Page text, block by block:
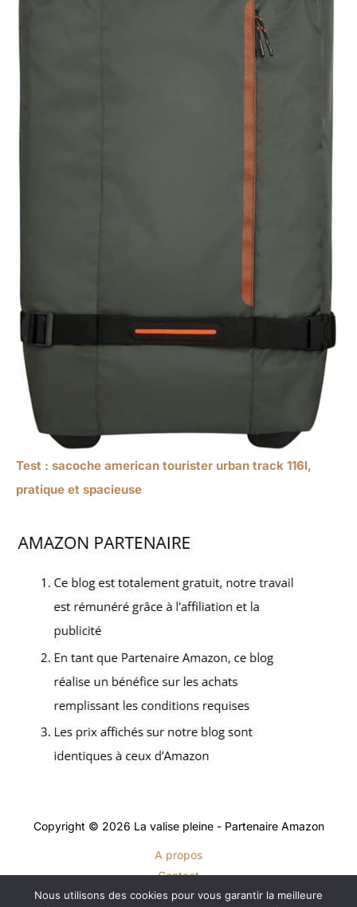
Test : sacoche american tourister urban track 116l,
pratique et spacieuse
Copyright © 2026 La valise pleine - Partenaire Amazon
A propos
Contact
Plan du site
Nous utilisons des cookies pour vous garantir la meilleure